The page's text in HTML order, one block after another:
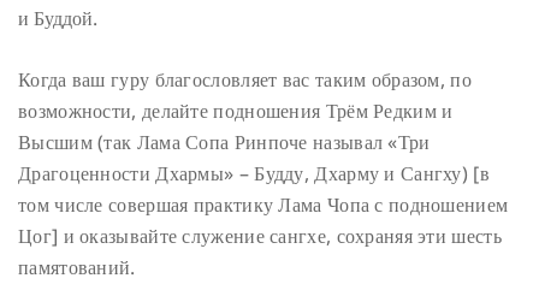
и Буддой.
Когда ваш гуру благословляет вас таким образом, по
возможности, делайте подношения Трём Редким и
Высшим (так Лама Сопа Ринпоче называл «Три
Драгоценности Дхармы» – Будду, Дхарму и Сангху) [в
том числе совершая практику Лама Чопа с подношением
Цог] и оказывайте служение сангхе, сохраняя эти шесть
памятований.